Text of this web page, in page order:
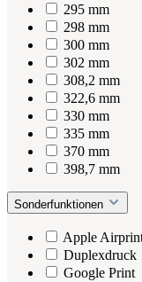
295 mm
298 mm
300 mm
302 mm
308,2 mm
322,6 mm
330 mm
335 mm
370 mm
398,7 mm
Sonderfunktionen
Apple
Duplexdruck
Google Print